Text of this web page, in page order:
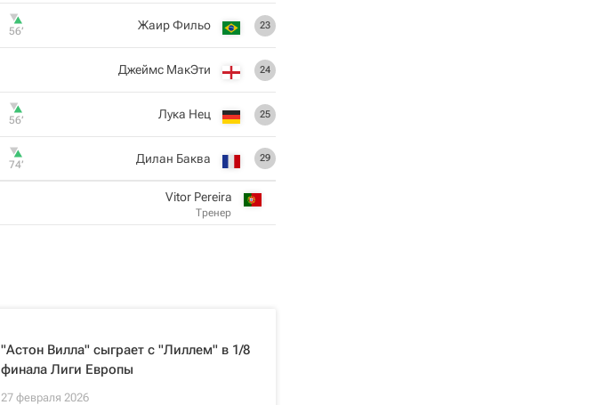
23
Жаир Фильо
56‎’‎
24
Джеймс МакЭти
25
Лука Нец
56‎’‎
29
Дилан Баква
74‎’‎
Vitor Pereira
Тренер
"Астон Вилла" сыграет с "Лиллем" в 1/8
финала Лиги Европы
27 февраля 2026